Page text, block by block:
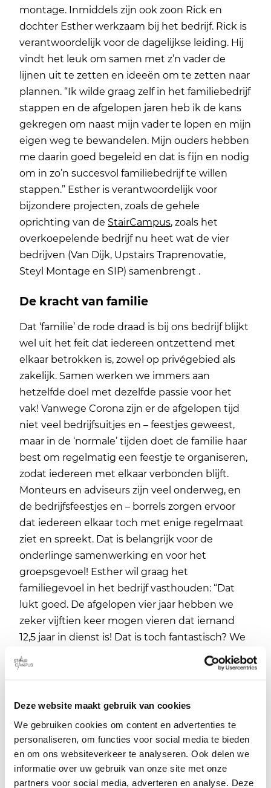
Deze website maakt gebruik van cookies
We gebruiken cookies om content en advertenties te
personaliseren, om functies voor social media te bieden
en om ons websiteverkeer te analyseren. Ook delen we
informatie over uw gebruik van onze site met onze
partners voor social media, adverteren en analyse. Deze
montage. Inmiddels zijn ook zoon Rick en
dochter Esther werkzaam bij het bedrijf. Rick is
verantwoordelijk voor de dagelijkse leiding. Hij
vindt het leuk om samen met z’n vader de
lijnen uit te zetten en ideeën om te zetten naar
plannen. “Ik wilde graag zelf in het familiebedrijf
stappen en de afgelopen jaren heb ik de kans
gekregen om naast mijn vader te lopen en mijn
eigen weg te bewandelen. Mijn ouders hebben
me daarin goed begeleid en dat is fijn en nodig
om in zo’n succesvol familiebedrijf te willen
stappen.” Esther is verantwoordelijk voor
bijzondere projecten, zoals de gehele
oprichting van de StairCampus, zoals het
overkoepelende bedrijf nu heet wat de vier
bedrijven (Van Dijk, Upstairs Traprenovatie,
Steyl Montage en SIP) samenbrengt .
De kracht van familie
Dat ‘familie’ de rode draad is bij ons bedrijf blijkt
wel uit het feit dat iedereen ontzettend met
elkaar betrokken is, zowel op privégebied als
zakelijk. Samen werken we immers aan
hetzelfde doel met dezelfde passie voor het
vak! Vanwege Corona zijn er de afgelopen tijd
niet veel bedrijfsuitjes en – feestjes geweest,
maar in de ‘normale’ tijden doet de familie haar
best om regelmatig een feestje te organiseren,
zodat iedereen met elkaar verbonden blijft.
Monteurs en adviseurs zijn veel onderweg, en
de bedrijfsfeestjes en – borrels zorgen ervoor
dat iedereen elkaar toch met enige regelmaat
ziet en spreekt. Dat is belangrijk voor de
onderlinge samenwerking en voor het
groepsgevoel! Esther wil graag het
familiegevoel in het bedrijf vasthouden: “Dat
lukt goed. De afgelopen vier jaar hebben we
zeker vijftien keer mogen vieren dat iemand
12,5 jaar in dienst is! Dat is toch fantastisch? We
zijn echt één familie.”
kinderen te werken!”
De toekomst
Samen kijken Jan en Trea verder naar de
toekomst. Jan gaat nu bijvoorbeeld Esther